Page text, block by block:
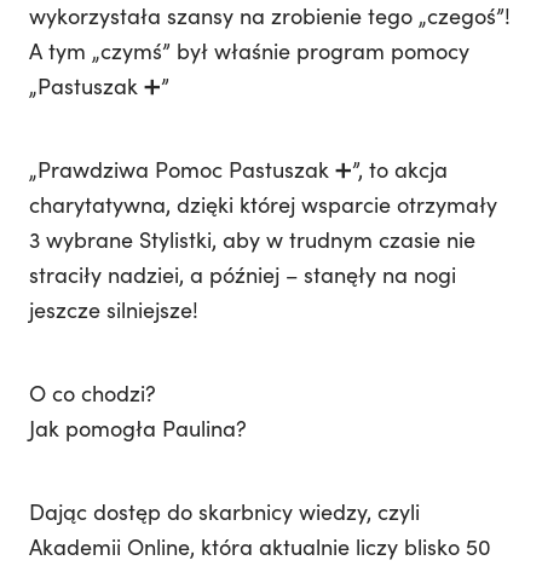
wykorzystała szansy na zrobienie tego „czegoś”!
A tym „czymś” był właśnie program pomocy
„Pastuszak ➕”
„Prawdziwa Pomoc Pastuszak ➕”, to akcja
charytatywna, dzięki której wsparcie otrzymały
3 wybrane Stylistki, aby w trudnym czasie nie
straciły nadziei, a później – stanęły na nogi
jeszcze silniejsze!
O co chodzi?
Jak pomogła Paulina?
Dając dostęp do skarbnicy wiedzy, czyli
Akademii Online, która aktualnie liczy blisko 50